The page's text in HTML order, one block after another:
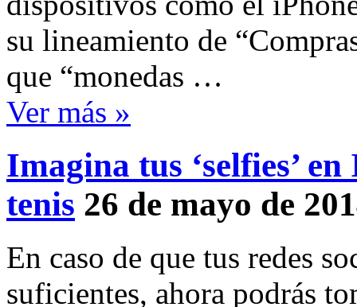
su lineamiento de
que “monedas …
Ver más »
Imagina tus ‘selfies’
tenis 26 de mayo de
En caso de que tus redes
suficientes, ahora podrás